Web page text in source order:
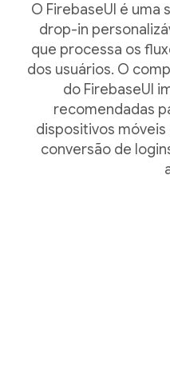
O FirebaseUI é
drop-in
que processa os
dos usuários. O
do FirebaseUI
recomendadas
dispositivos móveis
conversão de